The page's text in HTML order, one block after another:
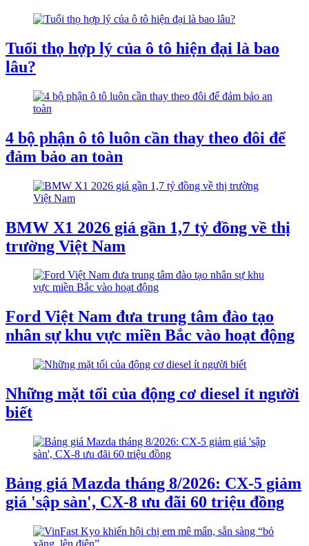
Tuổi thọ hợp lý của ô tô hiện đại là bao
lâu?
4 bộ phận ô tô luôn cần thay theo đôi để
đảm bảo an toàn
BMW X1 2026 giá gần 1,7 tỷ đồng về thị
trường Việt Nam
Ford Việt Nam đưa trung tâm đào tạo
nhân sự khu vực miền Bắc vào hoạt động
Những mặt tối của động cơ diesel ít người
biết
Bảng giá Mazda tháng 8/2026: CX-5 giảm
giá 'sập sàn', CX-8 ưu đãi 60 triệu đồng